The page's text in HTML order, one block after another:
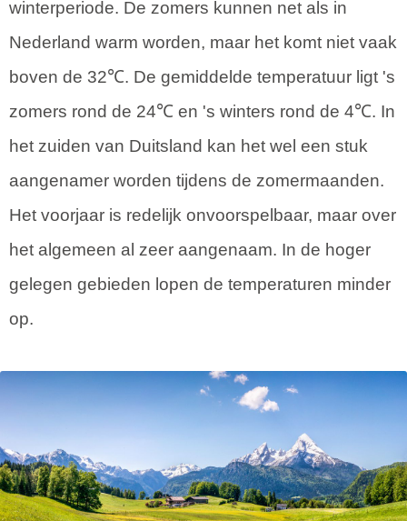
winterperiode. De zomers kunnen net als in
Nederland warm worden, maar het komt niet vaak
boven de 32℃. De gemiddelde temperatuur ligt 's
zomers rond de 24℃ en 's winters rond de 4℃. In
het zuiden van Duitsland kan het wel een stuk
aangenamer worden tijdens de zomermaanden.
Het voorjaar is redelijk onvoorspelbaar, maar over
het algemeen al zeer aangenaam. In de hoger
gelegen gebieden lopen de temperaturen minder
op.